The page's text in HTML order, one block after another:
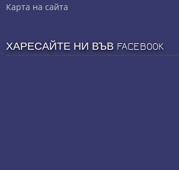
Карта на сайта
ХАРЕСАЙТЕ НИ ВЪВ FACEBOOK